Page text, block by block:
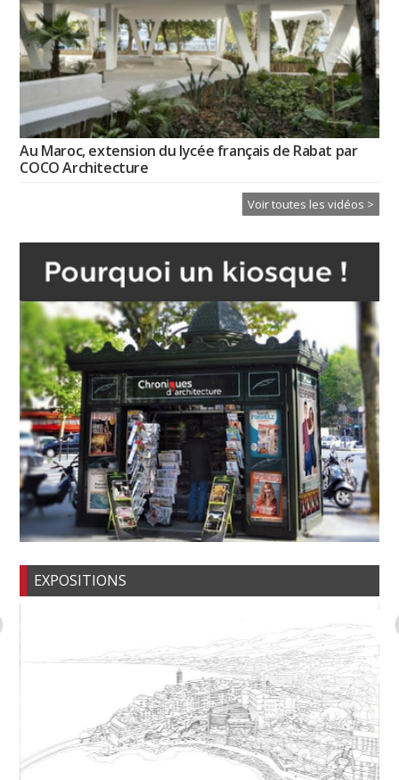
Au Maroc, extension du lycée français de Rabat par
COCO Architecture
Voir toutes les vidéos >
EXPOSITIONS